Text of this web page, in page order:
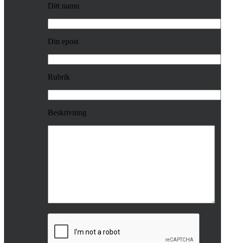
Ditt namn
Din epost
Rubrik
Beskrivning